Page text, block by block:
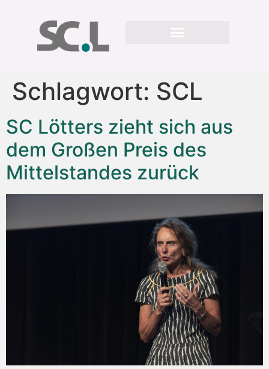
Schlagwort: SCL
SC Lötters zieht sich aus
dem Großen Preis des
Mittelstandes zurück